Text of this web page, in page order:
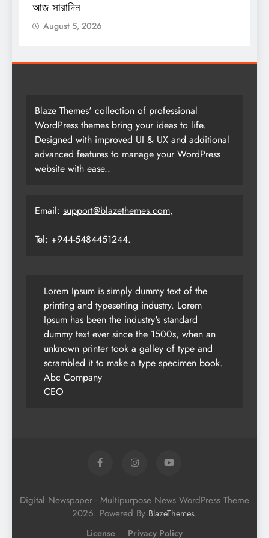
আজ সারাদিন
August 5, 2026
Blaze Themes' collection of professional
WordPress themes bring your ideas to life.
Designed with improved UI & UX and additional
advanced features to manage your WordPress
website with ease..
Email: support@blazethemes.com,
Tel: +944-5484451244.
Lorem Ipsum is simply dummy text of the
printing and typesetting industry. Lorem
Ipsum has been the industry's standard
dummy text ever since the 1500s, when an
unknown printer took a galley of type and
scrambled it to make a type specimen book.
Abc Company
CEO
Digital Newspaper - Multipurpose News WordPress Theme
2026. Powered By BlazeThemes.
License Privacy Policy